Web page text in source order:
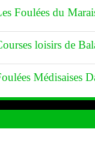
Foulées du
loisirs de
Médisaises